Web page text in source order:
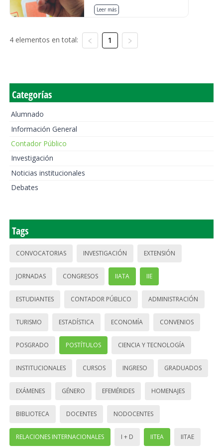
Leer más
4 elementos en total: 1
Categorías
Alumnado
Información General
Contador Público
Investigación
Noticias institucionales
Debates
Tags
CONVOCATORIAS INVESTIGACIÓN EXTENSIÓN
JORNADAS CONGRESOS IIATA IIE
ESTUDIANTES CONTADOR PÚBLICO ADMINISTRACIÓN
TURISMO ESTADÍSTICA ECONOMÍA CONVENIOS
POSGRADO POSTÍTULOS CIENCIA Y TECNOLOGÍA
INSTITUCIONALES CURSOS INGRESO GRADUADOS
EXÁMENES GÉNERO EFEMÉRIDES HOMENAJES
BIBLIOTECA DOCENTES NODOCENTES
RELACIONES INTERNACIONALES I + D IITEA IITAE